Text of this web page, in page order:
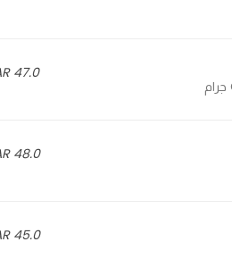
47.0 SAR
48.0 SAR
45.0 SAR